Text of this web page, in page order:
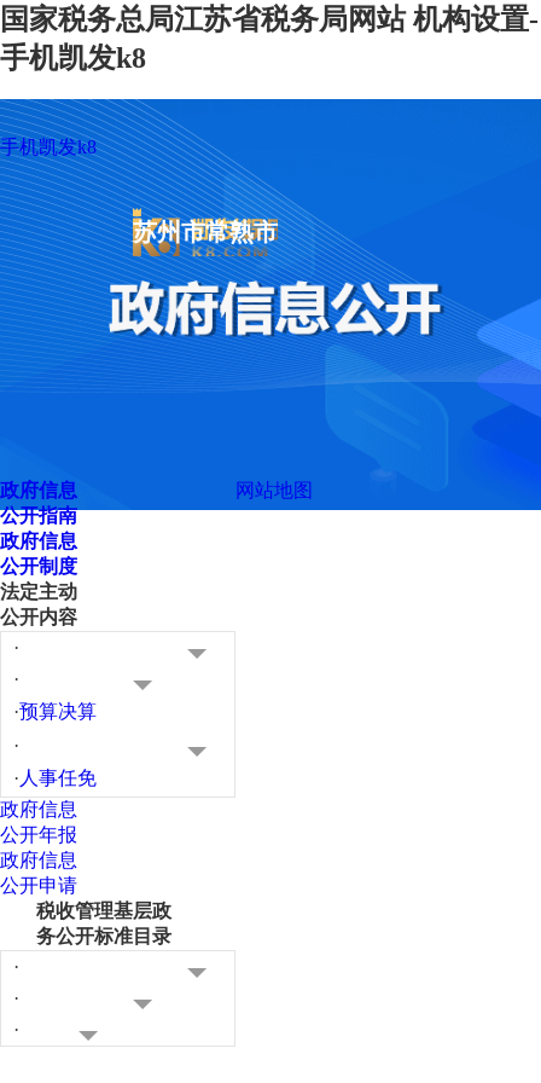
国家税务总局江苏省税务局网站 机构设置-
手机凯发k8
手机凯发k8
苏州市常熟市
政府信息
公开指南
政府信息
公开制度
法定主动
公开内容
·
·
·预算决算
·
· 人事任免
政府信息
公开年报
政府信息
公开申请
税收管理基层政
务公开标准目录
·
·
·
网站地图